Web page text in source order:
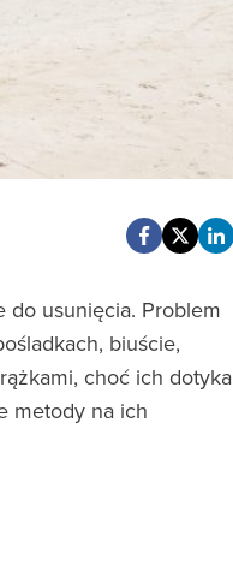
do usunięcia. Problem
biuście,
choć ich dotyka
metody na ich